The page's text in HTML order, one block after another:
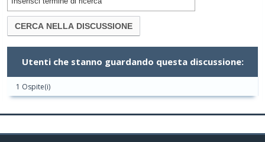
Utenti che stanno guardando questa discussione:
1 Ospite(i)